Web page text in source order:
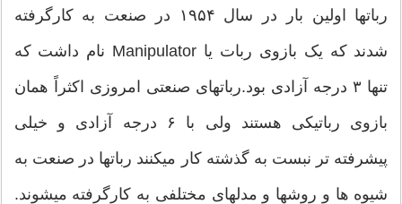
رباتها اولین بار در سال ۱۹۵۴ در صنعت به کارگرفته
شدند که یک بازوی ربات یا Manipulator نام داشت که
تنها ۳ درجه آزادی بود.رباتهای صنعتی امروزی اکثراً همان
بازوی رباتیکی هستند ولی با ۶ درجه آزادی و خیلی
پیشرفته تر نبست به گذشته کار میکنند رباتها در صنعت به
شیوه ها و روشها و مدلهای مختلفی به کارگرفته میشوند.